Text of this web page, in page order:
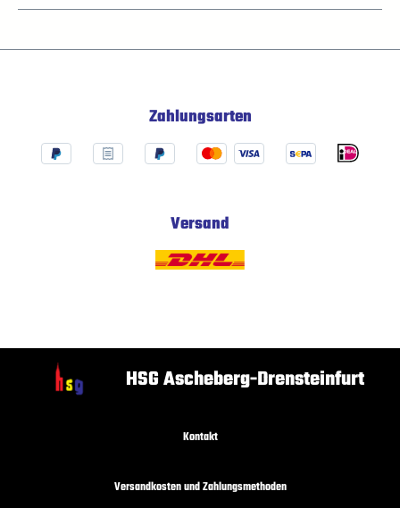
Zahlungsarten
Versand
HSG Ascheberg-Drensteinfurt
Kontakt
Versandkosten und Zahlungsmethoden